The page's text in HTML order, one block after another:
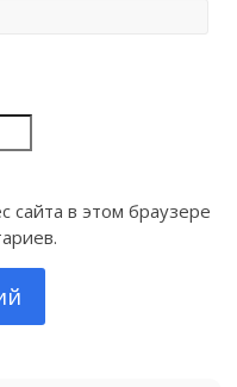
сайта в этом браузере